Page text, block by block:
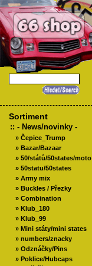
Sortiment
:: - News/novinky -
» Čepice_Trump
» Bazar/Bazaar
» 50/států/50states/moto
» 50statu/50states
» Army mix
» Buckles / Přezky
» Combination
» Klub_180
» Klub_99
» Mini státy/mini states
» numbers/znacky
» Odznáčky/Pins
» Poklice/Hubcaps